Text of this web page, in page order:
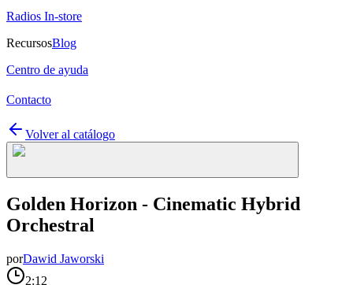
Radios In-store
RecursosBlog
Centro de ayuda
Contacto
Volver al catálogo
Golden Horizon - Cinematic Hybrid
Orchestral
porDawid Jaworski
2:12